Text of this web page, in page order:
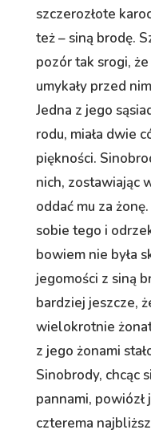
szczerozłote
też – siną brodę.
pozór tak srogi,
umykały przed
Jedna z jego
rodu, miała dwie
piękności.
nich, zostawiając
oddać mu za
sobie tego i
bowiem nie była
jegomości z siną
bardziej jeszcze,
wielokrotnie
z jego żonami
Sinobrody, chcąc
pannami,
czterema